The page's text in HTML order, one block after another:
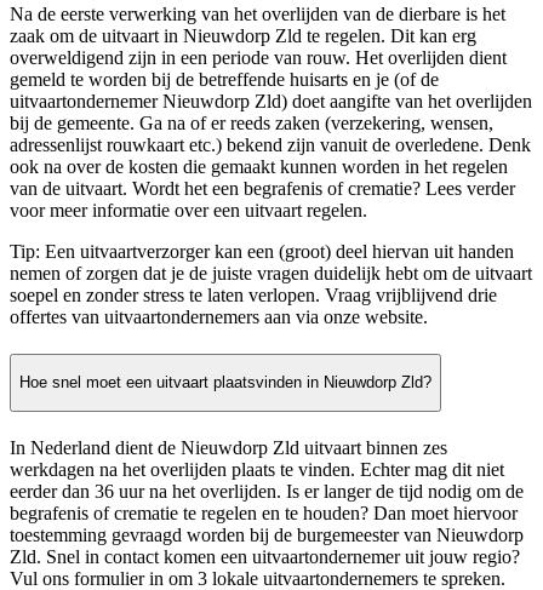
Na de eerste verwerking van het overlijden van de dierbare is het
zaak om de uitvaart in Nieuwdorp Zld te regelen. Dit kan erg
overweldigend zijn in een periode van rouw. Het overlijden dient
gemeld te worden bij de betreffende huisarts en je (of de
uitvaartondernemer Nieuwdorp Zld) doet aangifte van het overlijden
bij de gemeente. Ga na of er reeds zaken (verzekering, wensen,
adressenlijst rouwkaart etc.) bekend zijn vanuit de overledene. Denk
ook na over de kosten die gemaakt kunnen worden in het regelen
van de uitvaart. Wordt het een begrafenis of crematie? Lees verder
voor meer informatie over een uitvaart regelen.
Tip: Een uitvaartverzorger kan een (groot) deel hiervan uit handen
nemen of zorgen dat je de juiste vragen duidelijk hebt om de uitvaart
soepel en zonder stress te laten verlopen. Vraag vrijblijvend drie
offertes van uitvaartondernemers aan via onze website.
Hoe snel moet een uitvaart plaatsvinden in Nieuwdorp Zld?
In Nederland dient de Nieuwdorp Zld uitvaart binnen zes
werkdagen na het overlijden plaats te vinden. Echter mag dit niet
eerder dan 36 uur na het overlijden. Is er langer de tijd nodig om de
begrafenis of crematie te regelen en te houden? Dan moet hiervoor
toestemming gevraagd worden bij de burgemeester van Nieuwdorp
Zld. Snel in contact komen een uitvaartondernemer uit jouw regio?
Vul ons formulier in om 3 lokale uitvaartondernemers te spreken.